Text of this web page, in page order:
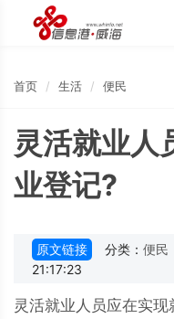
首页 生活 便民
灵活就业人
业登记?
原文链接 分类： 便民
21:17:23
灵活就业人员应在实